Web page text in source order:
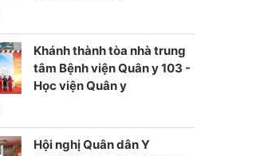
Khánh thành tòa nhà trung
tâm Bệnh viện Quân y 103 -
Học viện Quân y
Hội nghị Quân dân Y